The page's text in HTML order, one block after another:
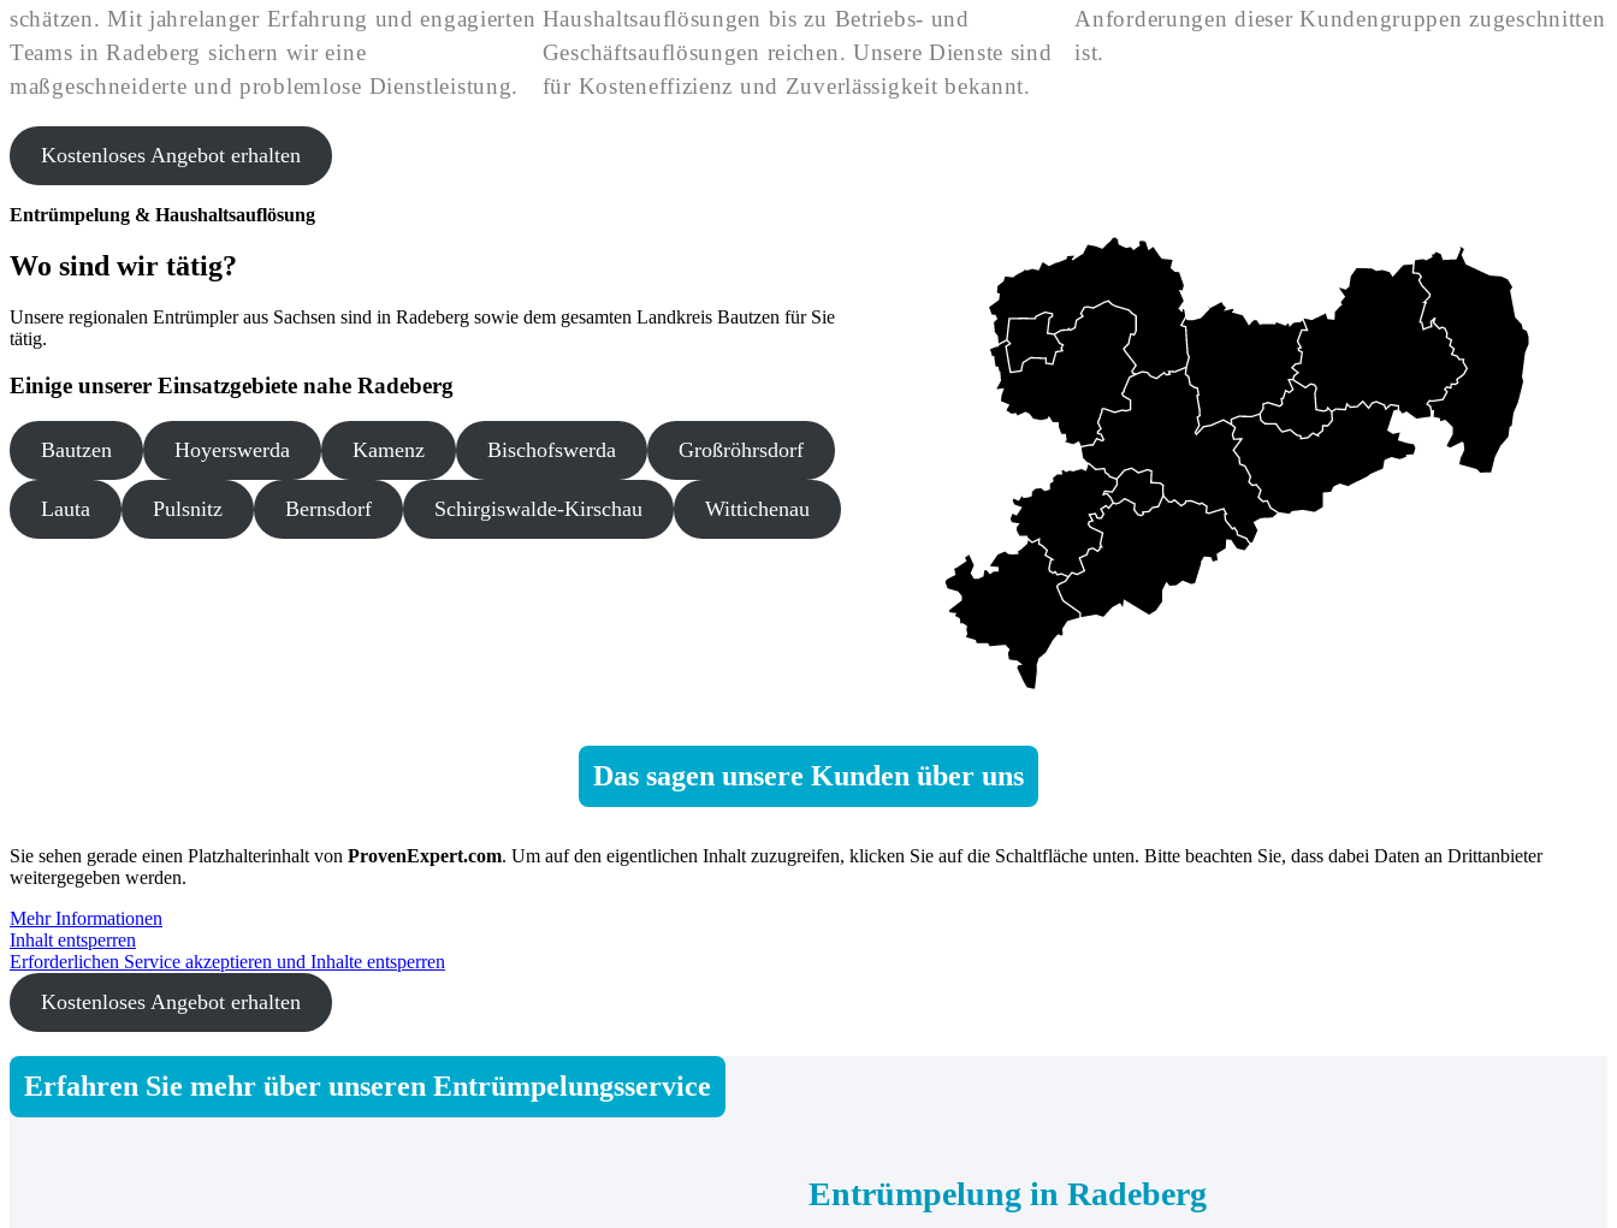
schätzen. Mit jahrelanger Erfahrung und engagierten
Teams in Radeberg sichern wir eine
maßgeschneiderte und problemlose Dienstleistung.
Haushaltsauflösungen bis zu Betriebs- und
Geschäftsauflösungen reichen. Unsere Dienste sind
für Kosteneffizienz und Zuverlässigkeit bekannt.
Anforderungen dieser Kundengruppen zugeschnitten
ist.
Kostenloses Angebot erhalten
Entrümpelung & Haushaltsauflösung
Wo sind wir tätig?
Unsere regionalen Entrümpler aus Sachsen sind in Radeberg sowie dem gesamten Landkreis Bautzen für Sie
tätig.
Einige unserer Einsatzgebiete nahe Radeberg
Bautzen Hoyerswerda Kamenz Bischofswerda Großröhrsdorf
Lauta Pulsnitz Bernsdorf Schirgiswalde-Kirschau Wittichenau
Das sagen unsere Kunden über uns
Sie sehen gerade einen Platzhalterinhalt von ProvenExpert.com. Um auf den eigentlichen Inhalt zuzugreifen, klicken Sie auf die Schaltfläche unten. Bitte beachten Sie, dass dabei Daten an Drittanbieter
weitergegeben werden.
Mehr Informationen
Inhalt entsperren
Erforderlichen Service akzeptieren und Inhalte entsperren
Kostenloses Angebot erhalten
Erfahren Sie mehr über unseren Entrümpelungsservice
Entrümpelung in Radeberg